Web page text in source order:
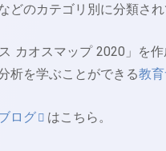
どのカテゴリ別に分類され
カオスマップ 2020」を
析を学ぶことができる教
ログ はこちら。